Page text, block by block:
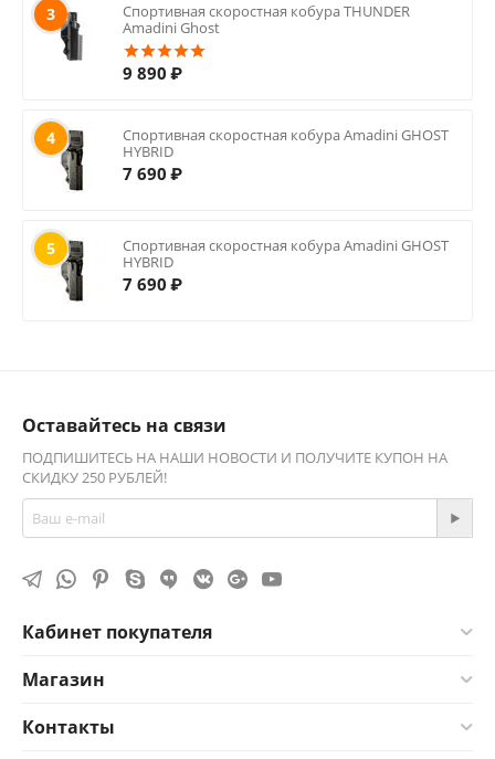
3
Спортивная скоростная кобура THUNDER
Amadini Ghost
9 890 ₽
4
Спортивная скоростная кобура Amadini GHOST
HYBRID
7 690 ₽
5
Спортивная скоростная кобура Amadini GHOST
HYBRID
7 690 ₽
Оставайтесь на связи
ПОДПИШИТЕСЬ НА НАШИ НОВОСТИ И ПОЛУЧИТЕ КУПОН НА
СКИДКУ 250 РУБЛЕЙ!
Кабинет покупателя
Магазин
Контакты